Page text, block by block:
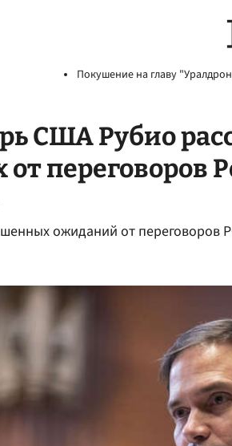
Покушение на главу
США Рубио
переговоров
ожиданий от переговоров